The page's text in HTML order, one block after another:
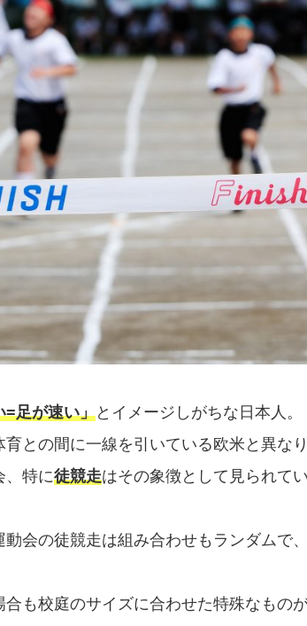
=足が速い」とイメージしがちな日本人。
育との間に一線を引いている欧米と異な
、特に徒競走はその象徴として見られて
動会の徒競走は組み合わせもランダムで
合も校庭のサイズに合わせた特殊なもの